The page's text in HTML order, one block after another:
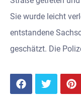
Sie wurde leicht
entstandene
geschätzt. Die